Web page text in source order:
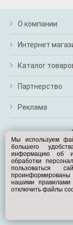
О компании
Интернет
Каталог
Партнерство
Реклама
Мы используем
большего
информацию об
обработки
пользоваться
проинформированы
нашими правилами
отключить файлы